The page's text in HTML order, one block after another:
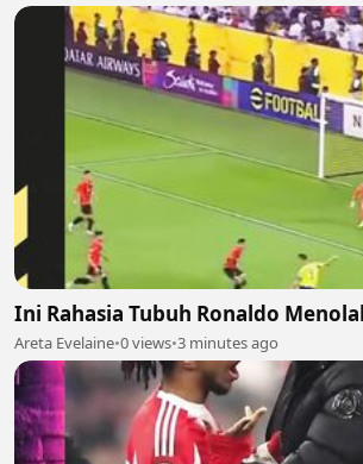
Ini Rahasia Tubuh Ronaldo
Areta Evelaine•0 views•3 minutes ago